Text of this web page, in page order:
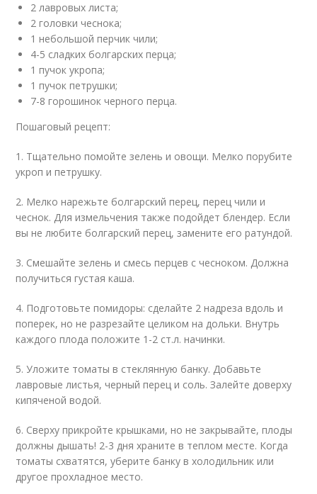
2 лавровых листа;
2 головки чеснока;
1 небольшой перчик чили;
4-5 сладких болгарских перца;
1 пучок укропа;
1 пучок петрушки;
7-8 горошинок черного перца.
Пошаговый рецепт:
1. Тщательно помойте зелень и овощи. Мелко порубите
укроп и петрушку.
2. Мелко нарежьте болгарский перец, перец чили и
чеснок. Для измельчения также подойдет блендер. Если
вы не любите болгарский перец, замените его ратундой.
3. Смешайте зелень и смесь перцев с чесноком. Должна
получиться густая каша.
4. Подготовьте помидоры: сделайте 2 надреза вдоль и
поперек, но не разрезайте целиком на дольки. Внутрь
каждого плода положите 1-2 ст.л. начинки.
5. Уложите томаты в стеклянную банку. Добавьте
лавровые листья, черный перец и соль. Залейте доверху
кипяченой водой.
6. Сверху прикройте крышками, но не закрывайте, плоды
должны дышать! 2-3 дня храните в теплом месте. Когда
томаты схватятся, уберите банку в холодильник или
другое прохладное место.